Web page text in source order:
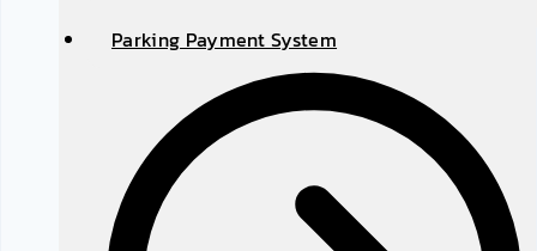
Parking Payment System